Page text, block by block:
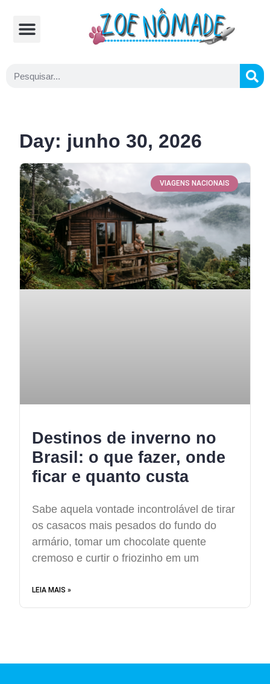
Day: junho 30, 2026
VIAGENS NACIONAIS
Destinos de inverno no
Brasil: o que fazer, onde
ficar e quanto custa
Sabe aquela vontade incontrolável de tirar
os casacos mais pesados do fundo do
armário, tomar um chocolate quente
cremoso e curtir o friozinho em um
LEIA MAIS »